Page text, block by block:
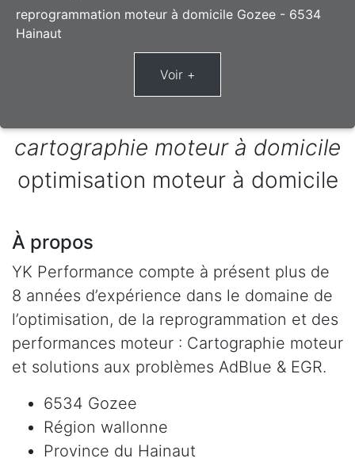
reprogrammation moteur à domicile Gozee - 6534
Hainaut
cartographie moteur à domicile
optimisation moteur à domicile
À propos
YK Performance compte à présent plus de
8 années d’expérience dans le domaine de
l’optimisation, de la reprogrammation et des
performances moteur : Cartographie moteur
et solutions aux problèmes AdBlue & EGR.
6534 Gozee
Région wallonne
Province du Hainaut